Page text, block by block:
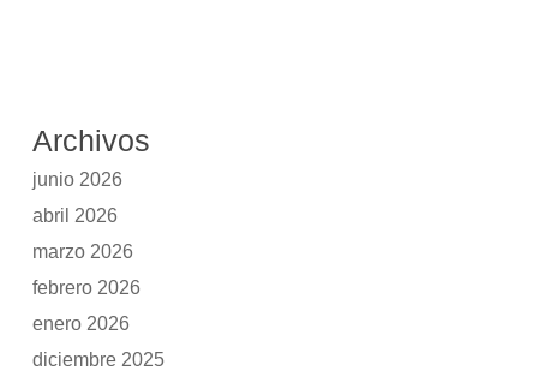
Archivos
junio 2026
abril 2026
marzo 2026
febrero 2026
enero 2026
diciembre 2025